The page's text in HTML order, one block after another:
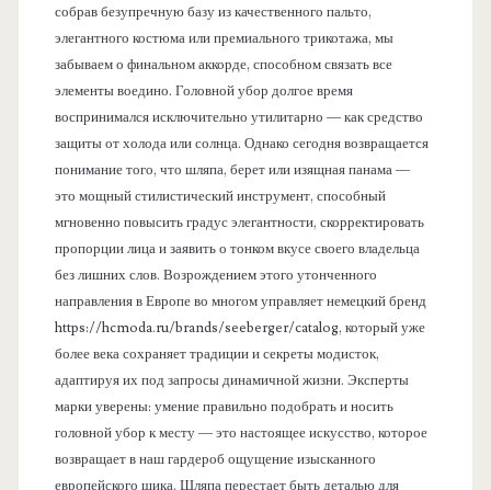
собрав безупречную базу из качественного пальто,
элегантного костюма или премиального трикотажа, мы
забываем о финальном аккорде, способном связать все
элементы воедино. Головной убор долгое время
воспринимался исключительно утилитарно — как средство
защиты от холода или солнца. Однако сегодня возвращается
понимание того, что шляпа, берет или изящная панама —
это мощный стилистический инструмент, способный
мгновенно повысить градус элегантности, скорректировать
пропорции лица и заявить о тонком вкусе своего владельца
без лишних слов. Возрождением этого утонченного
направления в Европе во многом управляет немецкий бренд
https://hcmoda.ru/brands/seeberger/catalog, который уже
более века сохраняет традиции и секреты модисток,
адаптируя их под запросы динамичной жизни. Эксперты
марки уверены: умение правильно подобрать и носить
головной убор к месту — это настоящее искусство, которое
возвращает в наш гардероб ощущение изысканного
европейского шика. Шляпа перестает быть деталью для